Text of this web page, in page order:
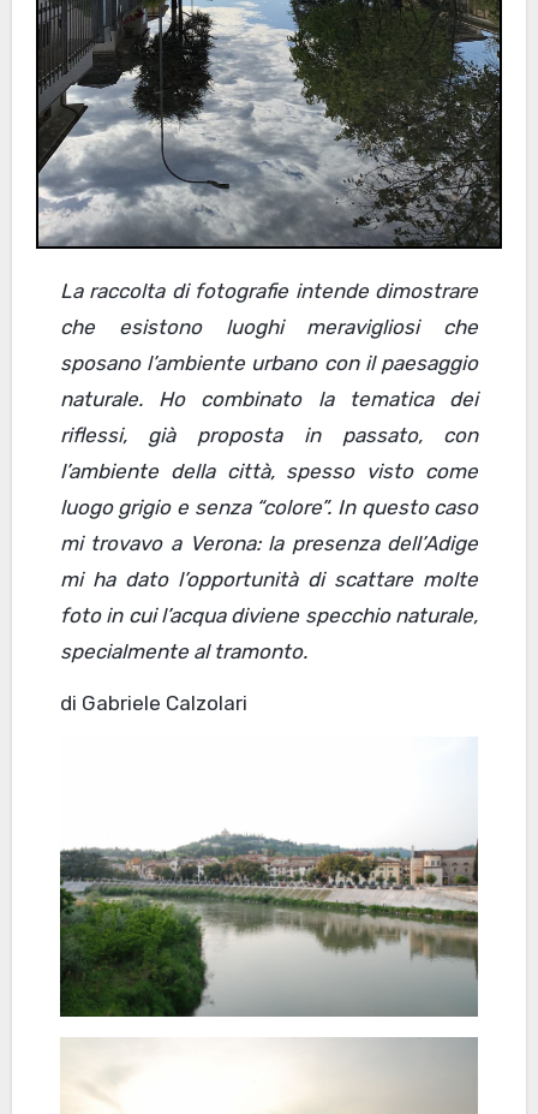
La raccolta di fotografie intende dimostrare
che esistono luoghi meravigliosi che
sposano l’ambiente urbano con il paesaggio
naturale. Ho combinato la tematica dei
riflessi, già proposta in passato, con
l’ambiente della città, spesso visto come
luogo grigio e senza “colore”. In questo caso
mi trovavo a Verona: la presenza dell’Adige
mi ha dato l’opportunità di scattare molte
foto in cui l’acqua diviene specchio naturale,
specialmente al tramonto.
di Gabriele Calzolari